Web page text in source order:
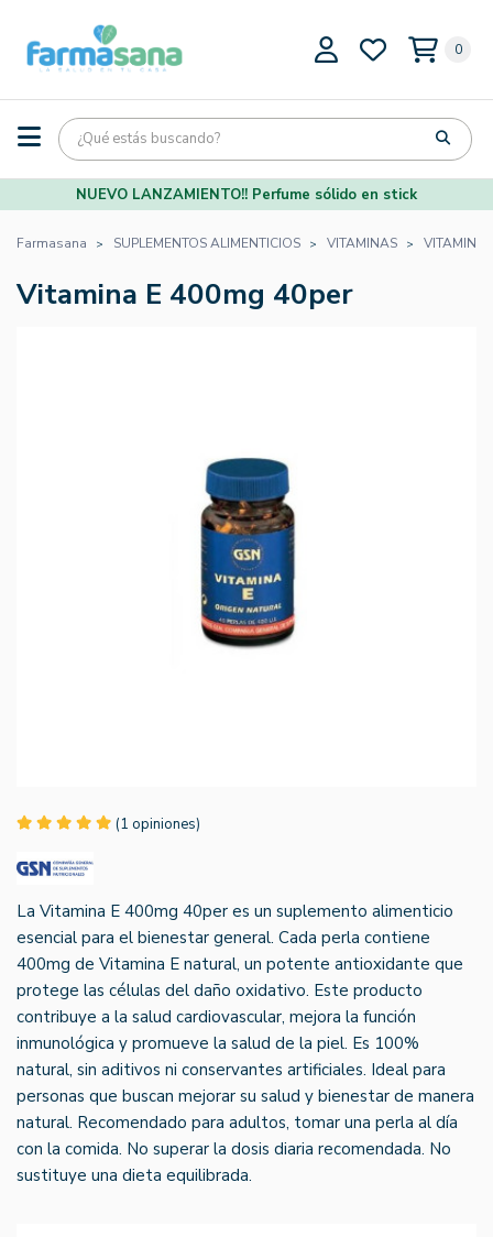
0
NUEVO LANZAMIENTO!! Perfume sólido en stick
Farmasana SUPLEMENTOS ALIMENTICIOS VITAMINAS VITAMINA
Vitamina E 400mg 40per
(1 opiniones)
La Vitamina E 400mg 40per es un suplemento alimenticio
esencial para el bienestar general. Cada perla contiene
400mg de Vitamina E natural, un potente antioxidante que
protege las células del daño oxidativo. Este producto
contribuye a la salud cardiovascular, mejora la función
inmunológica y promueve la salud de la piel. Es 100%
natural, sin aditivos ni conservantes artificiales. Ideal para
personas que buscan mejorar su salud y bienestar de manera
natural. Recomendado para adultos, tomar una perla al día
con la comida. No superar la dosis diaria recomendada. No
sustituye una dieta equilibrada.